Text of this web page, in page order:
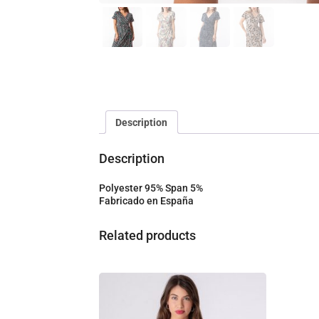
Description
Description
Polyester 95% Span 5%
Fabricado en España
Related products